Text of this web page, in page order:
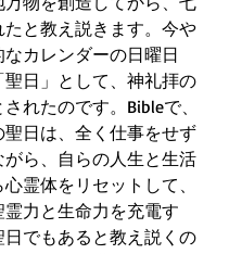
たと教え説きます。今や
カレンダーの日曜日
聖日」として、神礼拝の
れたのです。Bibleで、
日は、全く仕事をせず
がら、自らの人生と生活
霊体をリセットして、
力と生命力を充電す
日でもあると教え説くの